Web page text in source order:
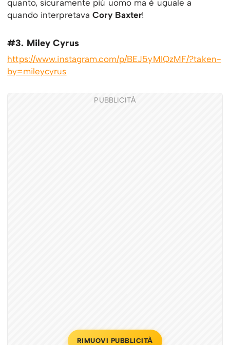
quanto, sicuramente più uomo ma è uguale a
quando interpretavaCory Baxter!
#3. Miley Cyrus
https://www.instagram.com/p/BEJ5yMIQzMF/?taken-
by=mileycyrus
PUBBLICITÀ
RIMUOVI PUBBLICITÀ